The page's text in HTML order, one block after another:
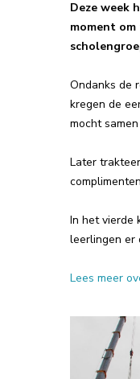
Deze week
moment
Ondanks de
kregen de
mocht
Later
In het vierde
leerlingen er
Lees meer